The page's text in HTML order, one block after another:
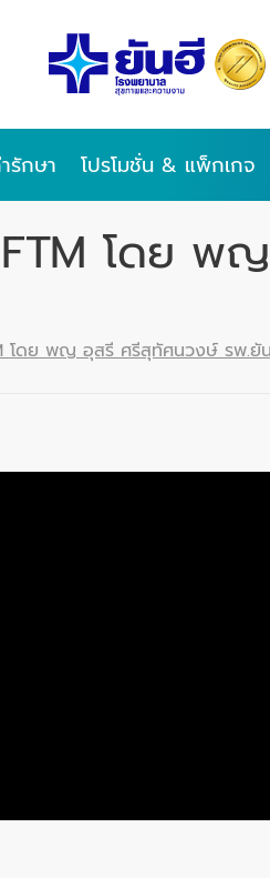
รักษา โปรโมชั่น & แพ็กเกจ
โดย
โดย พญ อุสรี ศรีสุทัศนวงษ์ รพ.ยั